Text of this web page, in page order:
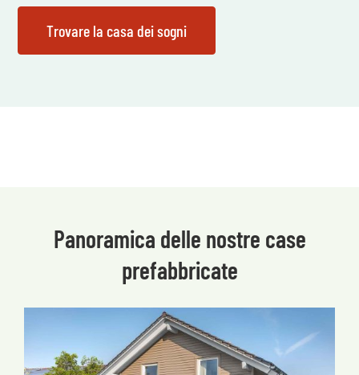
Panoramica delle nostre case
prefabbricate